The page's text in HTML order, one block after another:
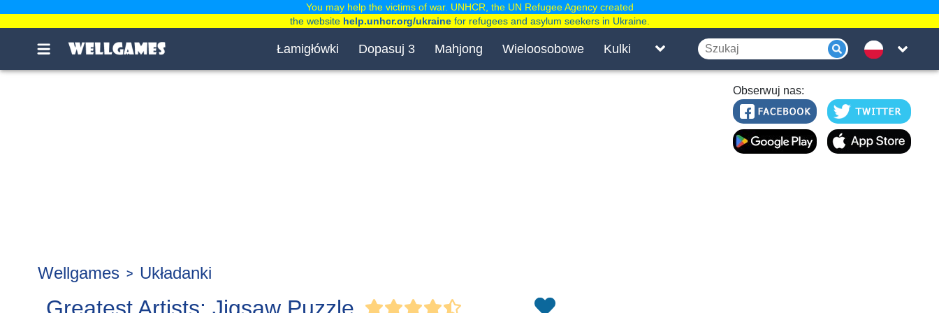
Łamigłówki Dopasuj 3 Mahjong Wieloosobowe Kulki
Obserwuj nas:
Wellgames Układanki
You may help the victims of war. UNHCR, the UN Refugee Agency created
the website help.unhcr.org/ukrainefor refugees and asylum seekers in Ukraine.